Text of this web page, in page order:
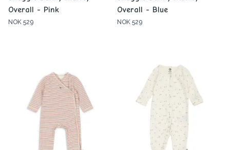
Overall - Pink
NOK 529
Overall - Blue
NOK 529